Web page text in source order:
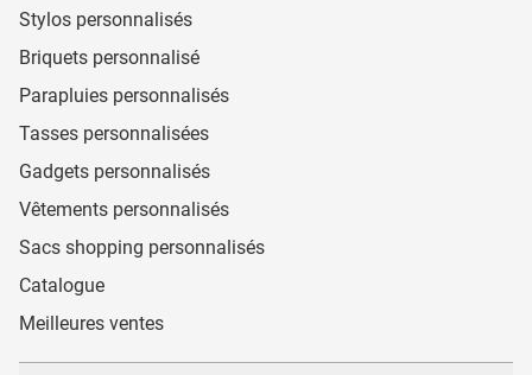
Stylos personnalisés
Briquets personnalisé
Parapluies personnalisés
Tasses personnalisées
Gadgets personnalisés
Vêtements personnalisés
Sacs shopping personnalisés
Catalogue
Meilleures ventes